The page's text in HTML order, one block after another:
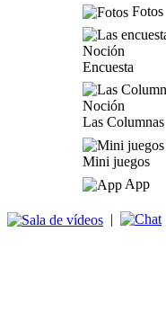
Fotos
Encuesta
Las Columnas
Mini juegos
App
|